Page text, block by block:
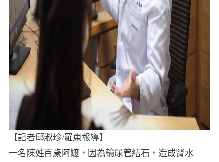
【記者邱淑珍/羅東報導】
一名陳姓百歲阿嬤，因為輸尿管結石，造成腎水